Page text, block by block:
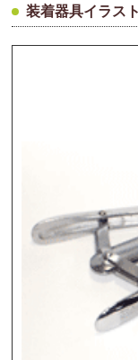
装着器具イラス